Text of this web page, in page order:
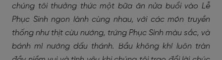
chúng tôi thưởng thức một bữa ăn nửa buổi vào Lễ
Phục Sinh ngon lành cùng nhau, với các món truyền
thống như thịt cừu nướng, trứng Phục Sinh màu sắc, và
bánh mì nướng dấu thánh. Bầu không khí luôn tràn